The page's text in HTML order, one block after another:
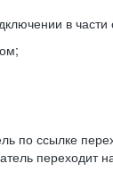
в части
по ссылке
переходит